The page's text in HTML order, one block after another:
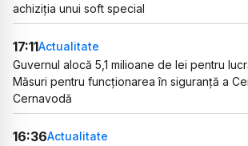
achiziția unui soft special
17:11Actualitate
Guvernul alocă 5,1 milioane de lei pentru
Măsuri pentru funcționarea în siguranță a
Cernavodă
16:36Actualitate